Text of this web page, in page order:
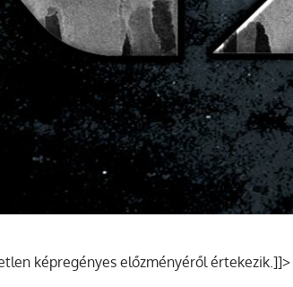
képregényes előzményéről értekezik.]]>